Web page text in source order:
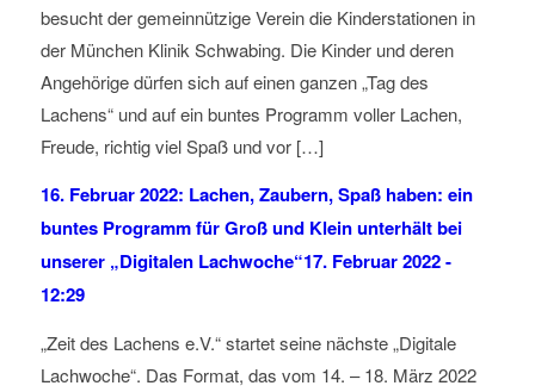
besucht der gemeinnützige Verein die Kinderstationen in
der München Klinik Schwabing. Die Kinder und deren
Angehörige dürfen sich auf einen ganzen „Tag des
Lachens“ und auf ein buntes Programm voller Lachen,
Freude, richtig viel Spaß und vor […]
16. Februar 2022: Lachen, Zaubern, Spaß haben: ein
buntes Programm für Groß und Klein unterhält bei
unserer „Digitalen Lachwoche“17. Februar 2022 -
12:29
„Zeit des Lachens e.V.“ startet seine nächste „Digitale
Lachwoche“. Das Format, das vom 14. – 18. März 2022